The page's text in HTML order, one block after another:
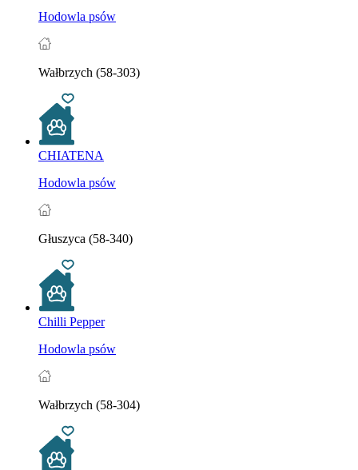
Hodowla psów
Wałbrzych (58-303)
CHIATENA
Hodowla psów
Głuszyca (58-340)
Chilli Pepper
Hodowla psów
Wałbrzych (58-304)